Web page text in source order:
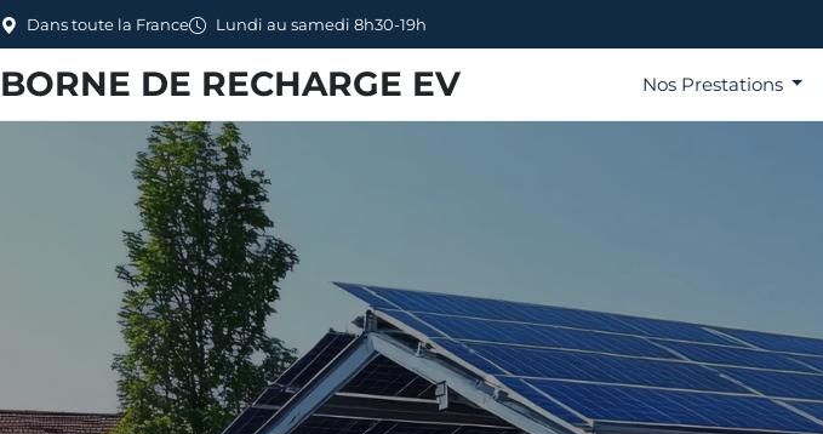
Dans toute la France Lundi au samedi 8h30-19h
BORNE DE RECHARGE EV Nos Prestations